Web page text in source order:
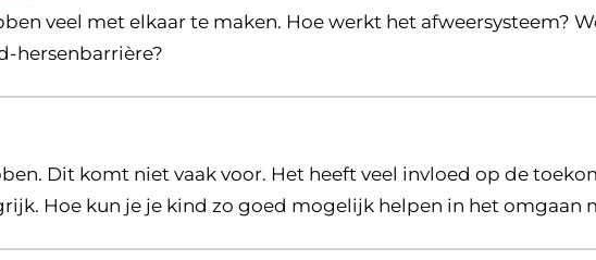
veel met elkaar te maken. Hoe werkt het afweersysteem?
hersenbarrière?
Dit komt niet vaak voor. Het heeft veel invloed op de
Hoe kun je je kind zo goed mogelijk helpen in het omgaan